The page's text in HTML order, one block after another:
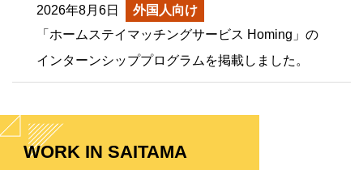
2026年8月6日
外国人向け
「ホームステイマッチングサービス Homing」の
インターンシッププログラムを掲載しました。
WORK IN SAITAMA